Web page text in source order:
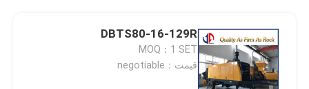
DBTS80-16-129R
MOQ：1 SET
قیمت：negotiable